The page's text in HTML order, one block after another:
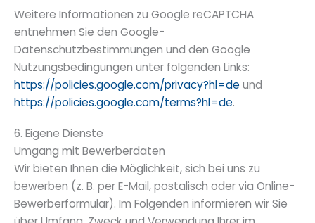
Weitere Informationen zu Google reCAPTCHA
entnehmen Sie den Google-
Datenschutzbestimmungen und den Google
Nutzungsbedingungen unter folgenden Links:
https://policies.google.com/privacy?hl=deund
https://policies.google.com/terms?hl=de.
6. Eigene Dienste
Umgang mit Bewerberdaten
Wir bieten Ihnen die Möglichkeit, sich bei uns zu
bewerben (z. B. per E-Mail, postalisch oder via Online-
Bewerberformular). Im Folgenden informieren wir Sie